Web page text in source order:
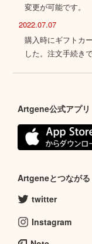
変更が可能です。
2022.07.07
購入時にギフトカ
した。注文手続き
Artgene公式アプリ
Artgeneとつながる
twitter
Instagram